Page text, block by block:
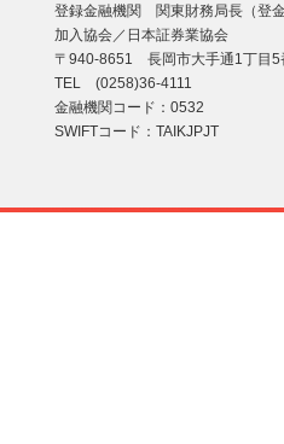
登録金融機関 関東財務局長（登
加入協会／日本証券業協会
〒940-8651 長岡市大手通1丁目5
TEL (0258)36-4111
金融機関コード：0532
SWIFTコード：TAIKJPJT